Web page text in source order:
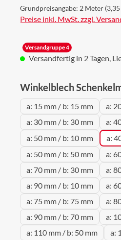
Grundpreisangabe: 2 Meter
Preise inkl. MwSt. zzgl.
Versandgruppe 4
Versandfertig in 2 Tagen,
Winkelblech
a: 15 mm / b: 15 mm
a:
a: 30 mm / b: 30 mm
a:
a: 50 mm / b: 10 mm
a:
a: 50 mm / b: 50 mm
a:
a: 70 mm / b: 30 mm
a:
a: 90 mm / b: 10 mm
a:
a: 75 mm / b: 75 mm
a:
a: 90 mm / b: 70 mm
a:
a: 110 mm / b: 50 mm
a: